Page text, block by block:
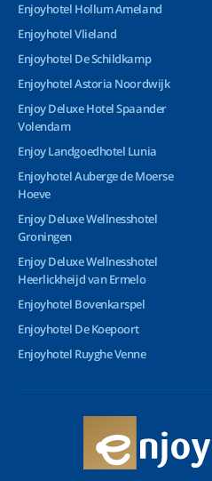
Enjoyhotel Hollum Ameland
Enjoyhotel Vlieland
Enjoyhotel De Schildkamp
Enjoyhotel Astoria Noordwijk
Enjoy Deluxe Hotel Spaander
Volendam
Enjoy Landgoedhotel Lunia
Enjoyhotel Auberge de Moerse
Hoeve
Enjoy Deluxe Wellnesshotel
Groningen
Enjoy Deluxe Wellnesshotel
Heerlickheijd van Ermelo
Enjoyhotel Bovenkarspel
Enjoyhotel De Koepoort
Enjoyhotel Ruyghe Venne